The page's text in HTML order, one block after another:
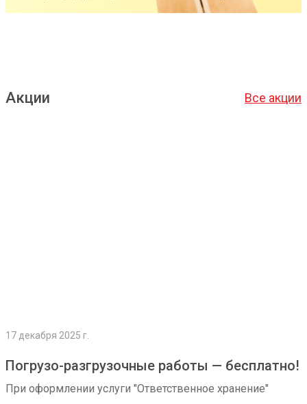
Акции Все акции
17 декабря 2025 г.
Погрузо-разгрузочные работы — бесплатно!
При оформлении услуги "Ответственное хранение"